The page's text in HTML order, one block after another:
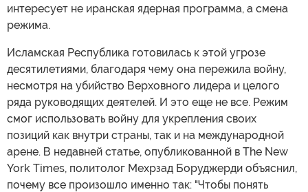
интересует не иранская ядерная программа, а смена
режима.
Исламская Республика готовилась к этой угрозе
десятилетиями, благодаря чему она пережила войну,
несмотря на убийство Верховного лидера и целого
ряда руководящих деятелей. И это еще не все. Режим
смог использовать войну для укрепления своих
позиций как внутри страны, так и на международной
арене. В недавней статье, опубликованной в The New
York Times, политолог Мехрзад Боруджерди объяснил,
почему все произошло именно так: "Чтобы понять